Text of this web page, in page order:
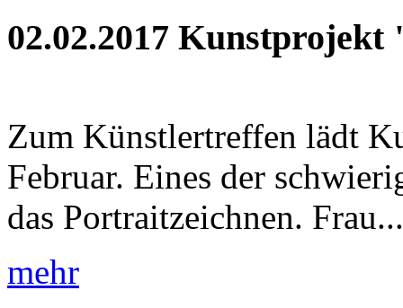
02.02.2017 Kunstprojekt
Zum Künstlertreffen lädt
Februar. Eines der
das Portraitzeichnen. Frau...
mehr